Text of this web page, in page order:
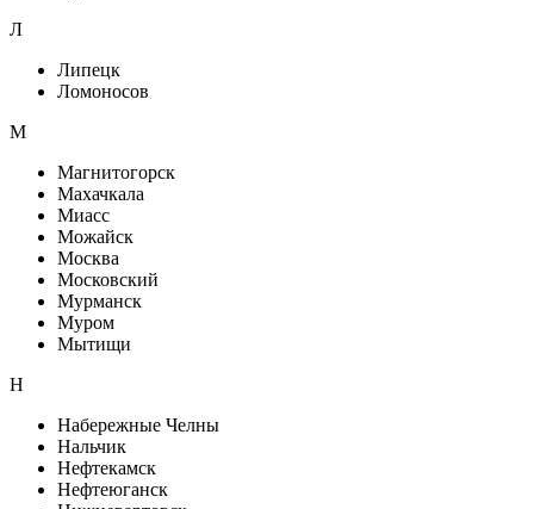
Л
Липецк
Ломоносов
М
Магнитогорск
Махачкала
Миасс
Можайск
Москва
Московский
Мурманск
Муром
Мытищи
Н
Набережные Челны
Нальчик
Нефтекамск
Нефтеюганск